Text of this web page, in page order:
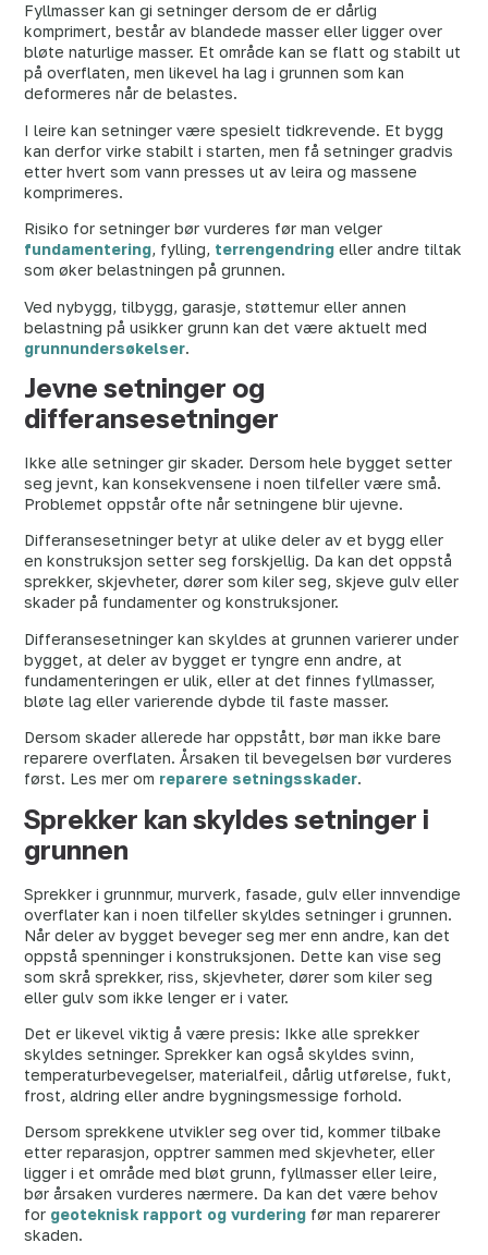
Fyllmasser kan gi setninger dersom de er dårlig
komprimert, består av blandede masser eller ligger over
bløte naturlige masser. Et område kan se flatt og stabilt ut
på overflaten, men likevel ha lag i grunnen som kan
deformeres når de belastes.
I leire kan setninger være spesielt tidkrevende. Et bygg
kan derfor virke stabilt i starten, men få setninger gradvis
etter hvert som vann presses ut av leira og massene
komprimeres.
Risiko for setninger bør vurderes før man velger
fundamentering, fylling, terrengendring eller andre tiltak
som øker belastningen på grunnen.
Ved nybygg, tilbygg, garasje, støttemur eller annen
belastning på usikker grunn kan det være aktuelt med
grunnundersøkelser.
Jevne setninger og
differansesetninger
Ikke alle setninger gir skader. Dersom hele bygget setter
seg jevnt, kan konsekvensene i noen tilfeller være små.
Problemet oppstår ofte når setningene blir ujevne.
Differansesetninger betyr at ulike deler av et bygg eller
en konstruksjon setter seg forskjellig. Da kan det oppstå
sprekker, skjevheter, dører som kiler seg, skjeve gulv eller
skader på fundamenter og konstruksjoner.
Differansesetninger kan skyldes at grunnen varierer under
bygget, at deler av bygget er tyngre enn andre, at
fundamenteringen er ulik, eller at det finnes fyllmasser,
bløte lag eller varierende dybde til faste masser.
Dersom skader allerede har oppstått, bør man ikke bare
reparere overflaten. Årsaken til bevegelsen bør vurderes
først. Les mer om reparere setningsskader.
Sprekker kan skyldes setninger i
grunnen
Sprekker i grunnmur, murverk, fasade, gulv eller innvendige
overflater kan i noen tilfeller skyldes setninger i grunnen.
Når deler av bygget beveger seg mer enn andre, kan det
oppstå spenninger i konstruksjonen. Dette kan vise seg
som skrå sprekker, riss, skjevheter, dører som kiler seg
eller gulv som ikke lenger er i vater.
Det er likevel viktig å være presis: Ikke alle sprekker
skyldes setninger. Sprekker kan også skyldes svinn,
temperaturbevegelser, materialfeil, dårlig utførelse, fukt,
frost, aldring eller andre bygningsmessige forhold.
Dersom sprekkene utvikler seg over tid, kommer tilbake
etter reparasjon, opptrer sammen med skjevheter, eller
ligger i et område med bløt grunn, fyllmasser eller leire,
bør årsaken vurderes nærmere. Da kan det være behov
for geoteknisk rapport og vurdering før man reparerer
skaden.